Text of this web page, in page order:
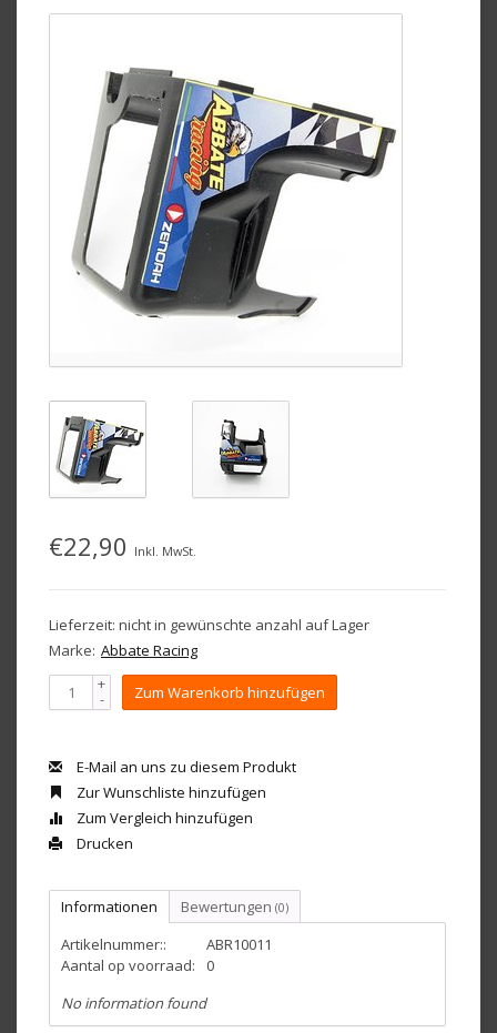
€22,90 Inkl. MwSt.
Lieferzeit: nicht in gewünschte anzahl auf Lager
Marke: Abbate Racing
+
- Zum Warenkorb hinzufügen
E-Mail an uns zu diesem Produkt
Zur Wunschliste hinzufügen
Zum Vergleich hinzufügen
Drucken
Informationen Bewertungen (0)
Artikelnummer::
ABR10011
Aantal op voorraad:
0
No information found